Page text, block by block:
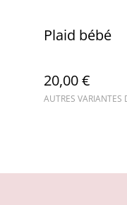
Plaid bébé
20,00 €
AUTRES VARIANTES